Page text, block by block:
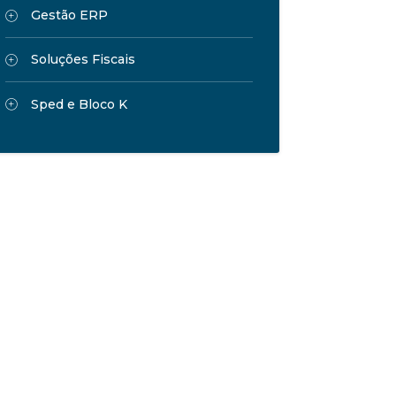
Gestão ERP
Soluções Fiscais
Sped e Bloco K